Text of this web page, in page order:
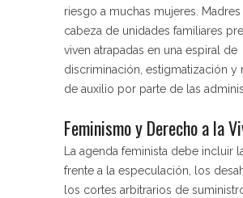
riesgo a muchas mujeres. Madres
cabeza de unidades familiares
viven atrapadas en una espiral de
discriminación, estigmatización y
de auxilio por parte de las
Feminismo y Derecho a la
La agenda feminista debe incluir
frente a la especulación, los
los cortes arbitrarios de